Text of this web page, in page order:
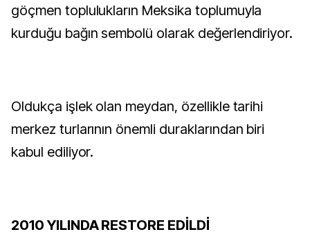
göçmen toplulukların Meksika toplumuyla
kurduğu bağın sembolü olarak değerlendiriyor.
Oldukça işlek olan meydan, özellikle tarihi
merkez turlarının önemli duraklarından biri
kabul ediliyor.
2010 YILINDA RESTORE EDİLDİ